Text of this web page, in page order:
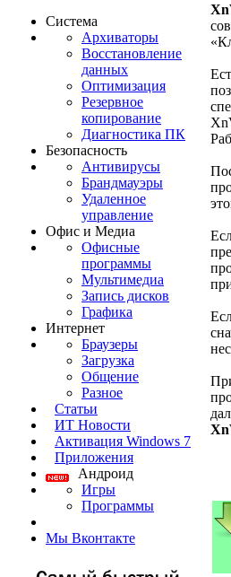
Система
Архиваторы
Восстановление
данных
Оптимизация
Резервное
копирование
Диагностика ПК
Безопасность
Антивирусы
Брандмауэры
Удаленное
управление
Офис и Медиа
Офисные
программы
Мультимедиа
Запись дисков
Графика
Интернет
Браузеры
Загрузка
Общение
Разное
Статьи
ИТ Новости
Активация Windows 7
Приложения
Андроид
Игры
Программы
Мы Вконтакте